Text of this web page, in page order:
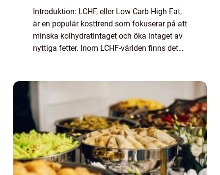
Introduktion: LCHF, eller Low Carb High Fat,
är en populär kosttrend som fokuserar på att
minska kolhydratintaget och öka intaget av
nyttiga fetter. Inom LCHF-världen finns det